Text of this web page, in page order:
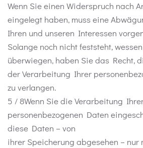
Wenn Sie einen Widerspruch nach
eingelegt haben, muss eine
Ihren und unseren Interessen
Solange noch nicht feststeht,
überwiegen, haben Sie das Recht,
der Verarbeitung Ihrer
zu verlangen.
5 / 8Wenn Sie die Verarbeitung
personenbezogenen Daten
diese Daten – von
ihrer Speicherung abgesehen –